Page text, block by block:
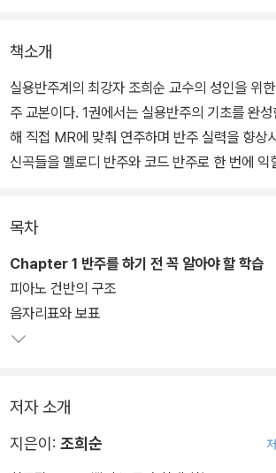
책소개
실용반주계의 최강자 조희순 교수의 성인을 위
주 교본이다. 1권에서는 실용반주의 기초를 완
해 직접 MR에 맞춰 연주하며 반주 실력을 향상
신곡들을 멜로디 반주와 코드 반주로 한 번에 익
목차
Chapter 1 반주를 하기 전 꼭 알아야 할 학습
피아노 건반의 구조
음자리표와 보표
저자 소개
지은이: 조희순